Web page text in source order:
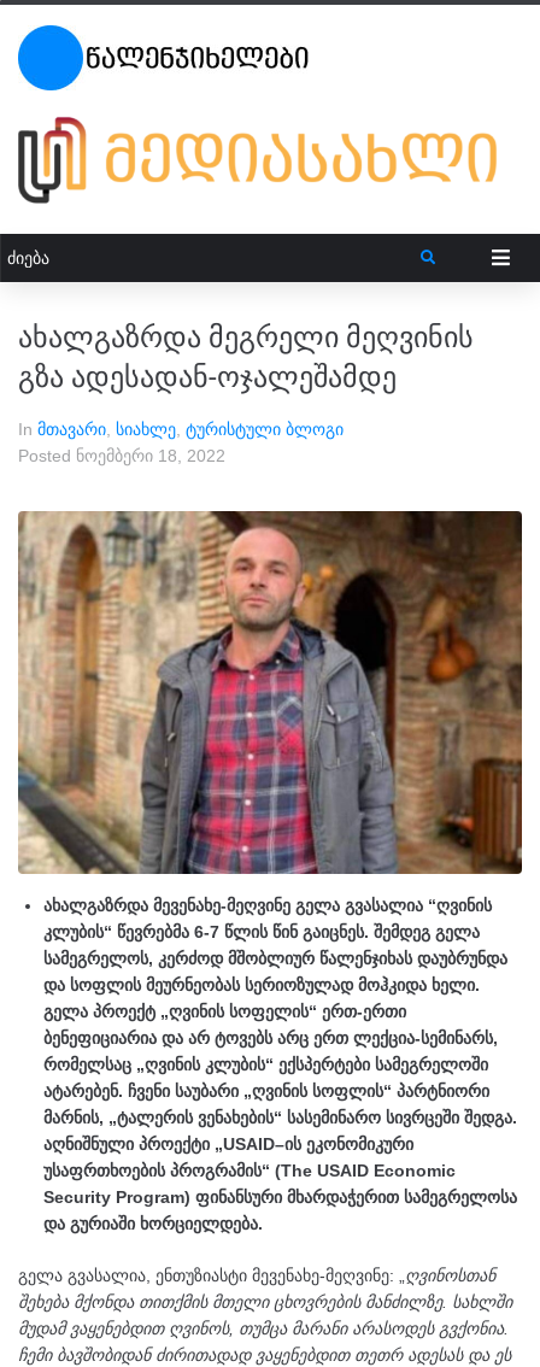
ახალგაზრდა მეგრელი მეღვინის
გზა ადესადან-ოჯალეშამდე
In მთავარი სიახლე ტურისტული ბლოგი
Posted ნოემბერი 18, 2022
ახალგაზრდა მევენახე-მეღვინე გელა გვასალია “ღვინის
კლუბის“ წევრებმა 6-7 წლის წინ გაიცნეს. შემდეგ გელა
სამეგრელოს, კერძოდ მშობლიურ წალენჯიხას დაუბრუნდა
და სოფლის მეურნეობას სერიოზულად მოჰკიდა ხელი.
გელა პროექტ „ღვინის სოფელის“ ერთ-ერთი
ბენეფიციარია და არ ტოვებს არც ერთ ლექცია-სემინარს,
რომელსაც „ღვინის კლუბის“ ექსპერტები სამეგრელოში
ატარებენ. ჩვენი საუბარი „ღვინის სოფლის“ პარტნიორი
მარნის, „ტალერის ვენახების“ სასემინარო სივრცეში შედგა.
აღნიშნული პროექტი „USAID–ის ეკონომიკური
უსაფრთხოების პროგრამის“ (The USAID Economic
Security Program) ფინანსური მხარდაჭერით სამეგრელოსა
და გურიაში ხორციელდება.
გელა გვასალია, ენთუზიასტი მევენახე-მეღვინე: „ღვინოსთან
შეხება მქონდა თითქმის მთელი ცხოვრების მანძილზე. სახლში
მუდამ ვაყენებდით ღვინოს, თუმცა მარანი არასოდეს გვქონია.
ჩემი ბავშობიდან ძირითადად ვაყენებდით თეთრ ადესას და ეს